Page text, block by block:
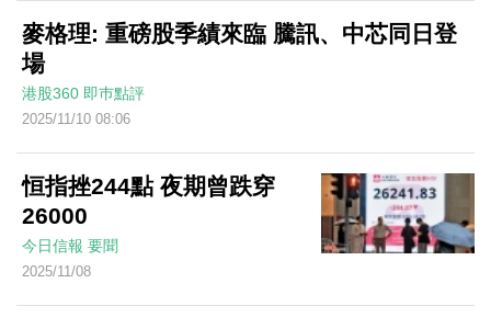
麥格理: 重磅股季績來臨 騰訊、中芯同日登
場
港股360 即巿點評
2025/11/10 08:06
恒指挫244點 夜期曾跌穿
26000
今日信報 要聞
2025/11/08